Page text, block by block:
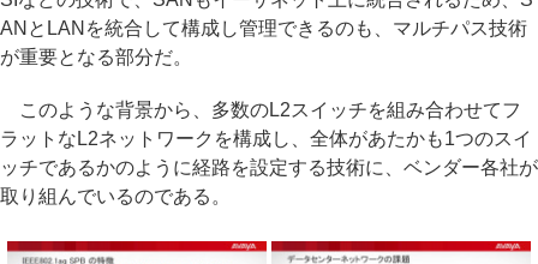
ANとLANを統合して構成し管理できるのも、マルチパス技術
が重要となる部分だ。
このような背景から、多数のL2スイッチを組み合わせてフ
ラットなL2ネットワークを構成し、全体があたかも1つのスイ
ッチであるかのように経路を設定する技術に、ベンダー各社が
取り組んでいるのである。